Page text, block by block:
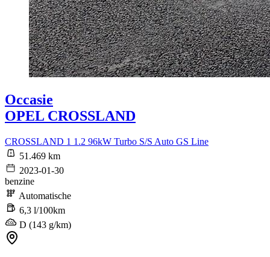
Occasie
OPEL CROSSLAND
CROSSLAND 1 1.2 96kW Turbo S/S Auto GS Line
51.469 km
2023-01-30
benzine
Automatische
6,3 l/100km
D (143 g/km)